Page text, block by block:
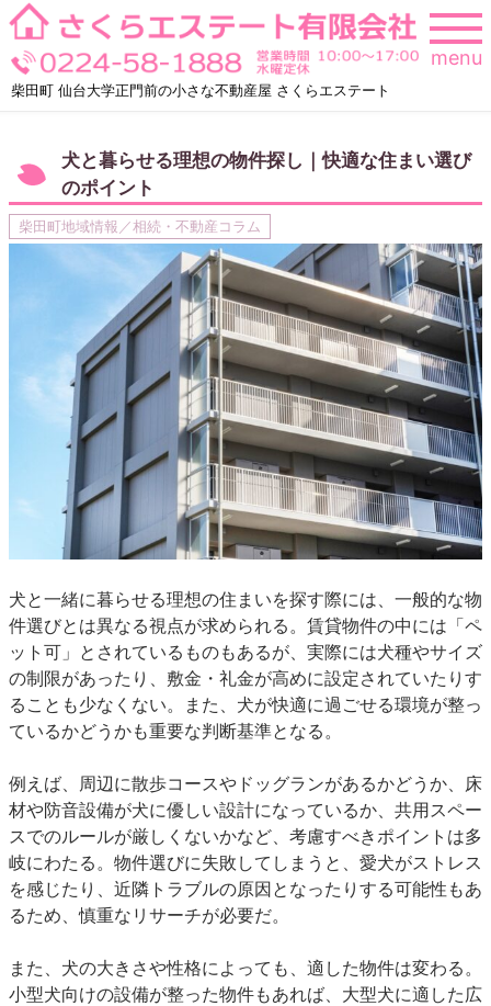
Skip
to
content
柴田町 仙台大学正門前の小さな不動産屋 さくらエステート
menu
犬と暮らせる理想の物件探し｜快適な住まい選び
のポイント
柴田町地域情報／相続・不動産コラム
犬と一緒に暮らせる理想の住まいを探す際には、一般的な物
件選びとは異なる視点が求められる。賃貸物件の中には「ペ
ット可」とされているものもあるが、実際には犬種やサイズ
の制限があったり、敷金・礼金が高めに設定されていたりす
ることも少なくない。また、犬が快適に過ごせる環境が整っ
ているかどうかも重要な判断基準となる。
例えば、周辺に散歩コースやドッグランがあるかどうか、床
材や防音設備が犬に優しい設計になっているか、共用スペー
スでのルールが厳しくないかなど、考慮すべきポイントは多
岐にわたる。物件選びに失敗してしまうと、愛犬がストレス
を感じたり、近隣トラブルの原因となったりする可能性もあ
るため、慎重なリサーチが必要だ。
また、犬の大きさや性格によっても、適した物件は変わる。
小型犬向けの設備が整った物件もあれば、大型犬に適した広